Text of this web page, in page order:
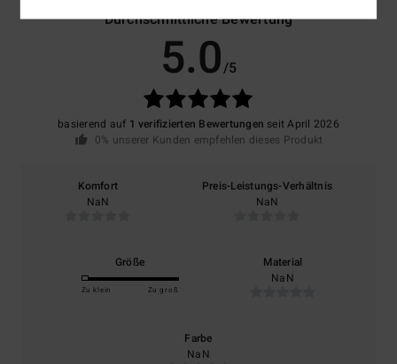
Durchschnittliche Bewertung
5.0/5
basierend auf 1 verifizierten Bewertungen seit April 2026
0% unserer Kunden empfehlen dieses Produkt
Komfort
NaN
Preis-Leistungs-Verhältnis
NaN
Größe
Zu klein Zu groß
Material
NaN
Farbe
NaN